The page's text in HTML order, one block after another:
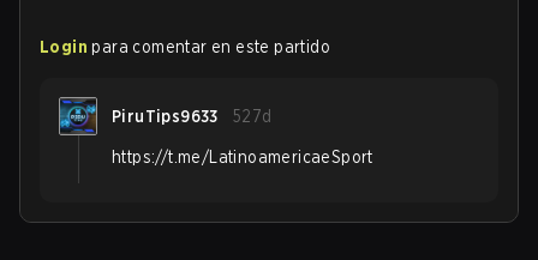
Login para comentar en este partido
PiruTips9633 527d
https://t.me/LatinoamericaeSport